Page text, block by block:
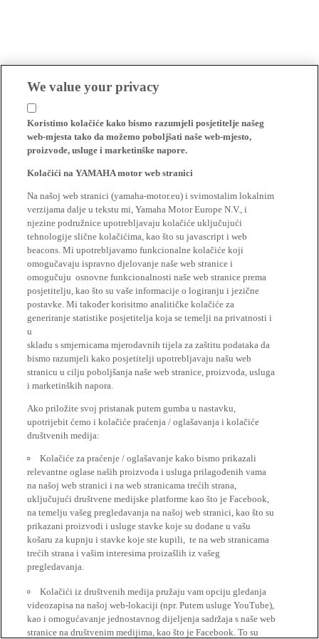
We value your privacy
Koristimo kolačiće kako bismo razumjeli posjetitelje našeg
web-mjesta tako da možemo poboljšati naše web-mjesto,
proizvode, usluge i marketinške napore.
Kolačići na YAMAHA motor web stranici
Na našoj web stranici (yamaha-motor.eu) i svimostalim lokalnim
verzijama dalje u tekstu mi, Yamaha Motor Europe N.V., i
njezine podružnice upotrebljavaju kolačiće uključujući
tehnologije slične kolačićima, kao što su javascript i web
beacons. Mi upotrebljavamo funkcionalne kolačiće koji
omogučavaju ispravno djelovanje naše web stranice i
omogučuju osnovne funkcionalnosti naše web stranice prema
posjetitelju, kao što su vaše informacije o logiranju i jezične
postavke. Mi također korisitmo analitičke kolačiće za
generiranje statistike posjetitelja koja se temelji na privatnosti i
u
skladu s smjernicama mjerodavnih tijela za zaštitu podataka da
bismo razumjeli kako posjetitelji upotrebljavaju našu web
stranicu u cilju poboljšanja naše web stranice, proizvoda, usluga
i marketinških napora.
Ako priložite svoj pristanak putem gumba u nastavku,
upotrijebit ćemo i kolačiće praćenja / oglašavanja i kolačiće
društvenih medija:
Kolačiće za praćenje / oglašavanje kako bismo prikazali
relevantne oglase naših proizvoda i usluga prilagođenih vama
na našoj web stranici i na web stranicama trećih strana,
uključujući društvene medijske platforme kao što je Facebook,
na temelju vašeg pregledavanja na našoj web stranici, kao što su
prikazani proizvodi i usluge stavke koje su dodane u vašu
košaru za kupnju i stavke koje ste kupili, te na web stranicama
trećih strana i vašim interesima proizašlih iz vašeg
pregledavanja.
Kolačići iz društvenih medija pružaju vam opciju gledanja
videozapisa na našoj web-lokaciji (npr. Putem usluge YouTube),
kao i omogućavanje jednostavnog dijeljenja sadržaja s naše web
stranice na društvenim medijima, kao što je Facebook. To su